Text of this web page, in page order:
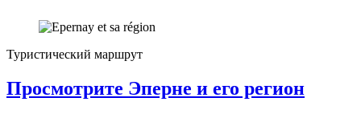
Туристический маршрут
Просмотрите Эперне и его регион